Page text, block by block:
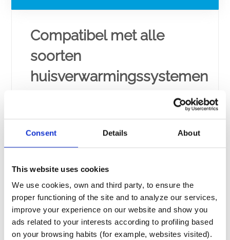
Consent Details About
This website uses cookies
We use cookies, own and third party, to ensure the
proper functioning of the site and to analyze our services,
improve your experience on our website and show you
ads related to your interests according to profiling based
on your browsing habits (for example, websites visited).
Compatibel met alle
soorten
huisverwarmingssystemen
in de technische ruimte, dicht bij de
verwarmingsketel, bij de filteruitgang, en zorgt
Ongemonteerde of
voorgemonteerde
uitvoeringen beschikbaar